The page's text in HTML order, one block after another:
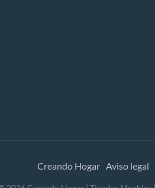
Creando Hogar Aviso legal